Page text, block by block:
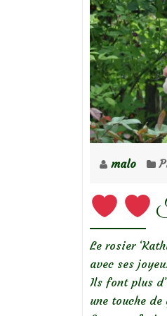
malo
Le rosier
avec ses
Ils font plus
une touche